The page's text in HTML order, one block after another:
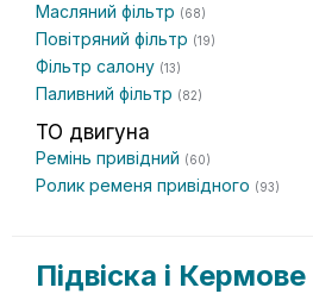
Масляний фільтр (68)
Повітряний фільтр (19)
Фільтр салону (13)
Паливний фільтр (82)
ТО двигуна
Ремінь привідний (60)
Ролик ременя привідного (93)
Підвіска і Кермове